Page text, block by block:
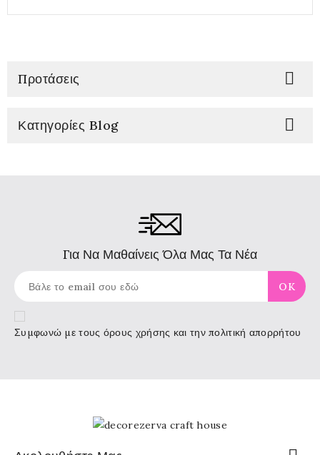
Προτάσεις 
Κατηγορίες Blog 
Για Να Μαθαίνεις Όλα Μας Τα Νέα
Συμφωνώ με τους όρους χρήσης και την πολιτική απορρήτου